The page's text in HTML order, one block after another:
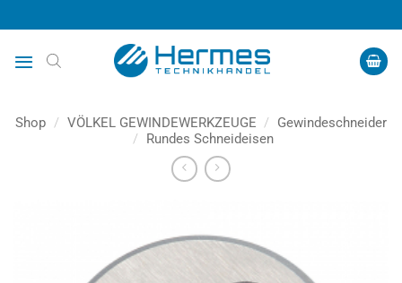
Inhalt
springen
Shop / VÖLKEL GEWINDEWERKZEUGE /
Gewindeschneider
/
Rundes Schneideisen